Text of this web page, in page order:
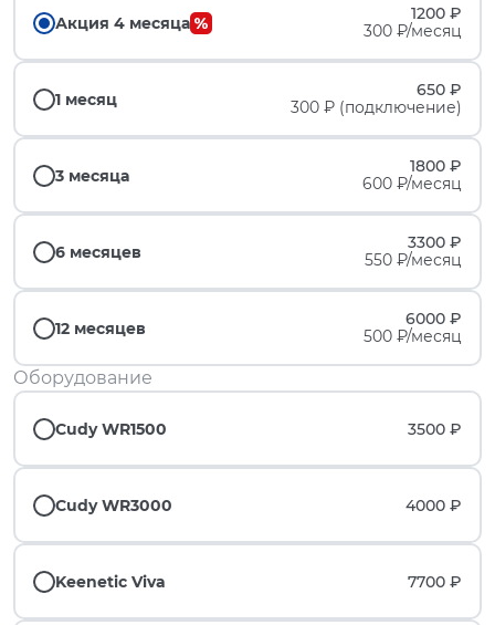
Акция 4 месяца
1200 ₽
300 ₽/месяц
1 месяц
650 ₽
300 ₽ (подключение)
3 месяца
1800 ₽
600 ₽/месяц
6 месяцев
3300 ₽
550 ₽/месяц
12 месяцев
6000 ₽
500 ₽/месяц
Оборудование
Cudy WR1500 3500 ₽
Cudy WR3000 4000 ₽
Keenetic Viva 7700 ₽